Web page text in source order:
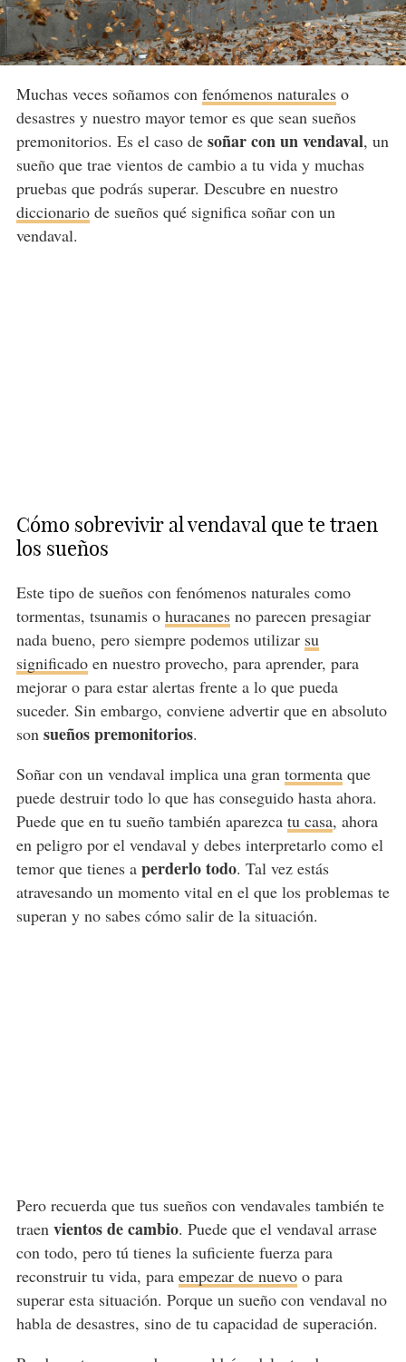
Muchas veces soñamos con fenómenos naturaleso
desastres y nuestro mayor temor es que sean sueños
premonitorios. Es el caso de soñar con un vendaval, un
sueño que trae vientos de cambio a tu vida y muchas
pruebas que podrás superar. Descubre en nuestro
diccionariode sueños qué significa soñar con un
vendaval.
Cómo sobrevivir al vendaval que te traen
los sueños
Este tipo de sueños con fenómenos naturales como
tormentas, tsunamis o huracanesno parecen presagiar
nada bueno, pero siempre podemos utilizar su
significadoen nuestro provecho, para aprender, para
mejorar o para estar alertas frente a lo que pueda
suceder. Sin embargo, conviene advertir que en absoluto
sonsueños premonitorios.
Soñar con un vendaval implica una gran tormentaque
puede destruir todo lo que has conseguido hasta ahora.
Puede que en tu sueño también aparezca tu casa, ahora
en peligro por el vendaval y debes interpretarlo como el
temor que tienes a perderlo todo. Tal vez estás
atravesando un momento vital en el que los problemas te
superan y no sabes cómo salir de la situación.
Pero recuerda que tus sueños con vendavales también te
traen vientos de cambio. Puede que el vendaval arrase
con todo, pero tú tienes la suficiente fuerza para
reconstruir tu vida, para empezar de nuevoo para
superar esta situación. Porque un sueño con vendaval no
habla de desastres, sino de tu capacidad de superación.